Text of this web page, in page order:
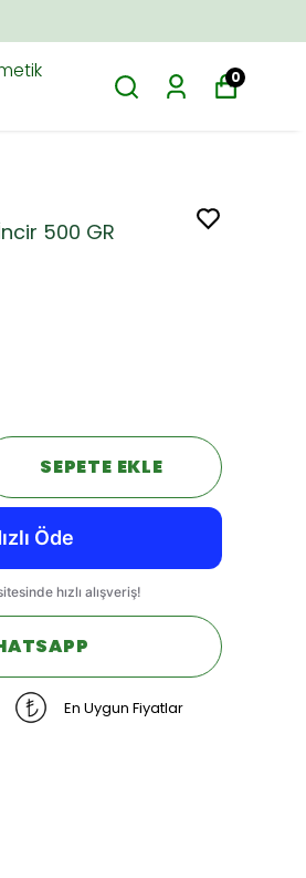
0
500 GR
SEPETE EKLE
En Uygun Fiyatlar